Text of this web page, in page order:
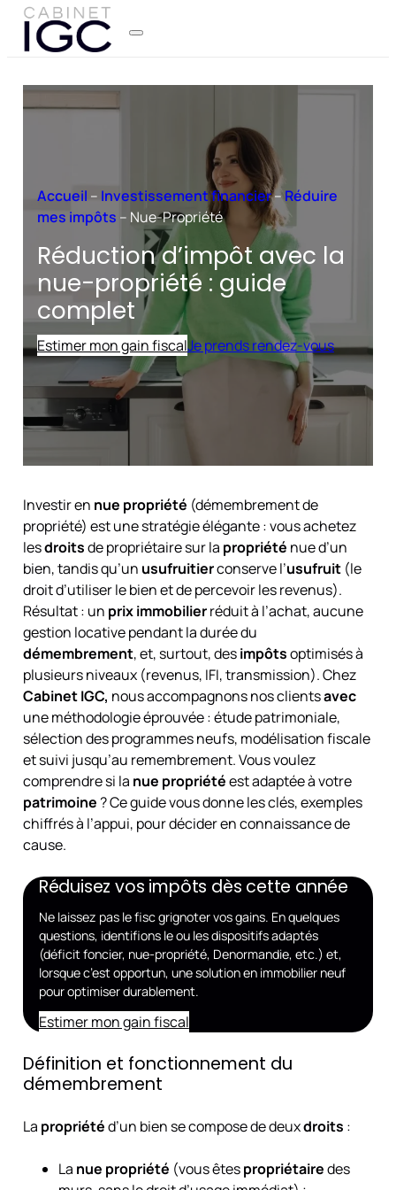
Accueil – Investissement financier–Réduire
mes impôts – Nue-Propriété
Réduction d’impôt avec la
nue-propriété : guide
complet
Estimer mon gain fiscalJe prends rendez-vous
Investir en nue propriété (démembrement de
propriété) est une stratégie élégante : vous achetez
lesdroitsde propriétaire sur la propriété nue d’un
bien, tandis qu’un usufruitierconserve l’usufruit(le
droit d’utiliser le bien et de percevoir les revenus).
Résultat : un prix immobilierréduit à l’achat, aucune
gestion locative pendant la durée du
démembrement, et, surtout, desimpôtsoptimisés à
plusieurs niveaux (revenus, IFI, transmission). Chez
Cabinet IGC, nous accompagnons nos clientsavec
une méthodologie éprouvée : étude patrimoniale,
sélection des programmes neufs, modélisation fiscale
et suivi jusqu’au remembrement. Vous voulez
comprendre si la nue propriétéest adaptée à votre
patrimoine ? Ce guide vous donne les clés, exemples
chiffrés à l’appui, pour décider en connaissance de
cause.
Réduisez vos impôts dès cette année
Ne laissez pas le fisc grignoter vos gains. En quelques
questions, identifions le ou les dispositifs adaptés
(déficit foncier, nue-propriété, Denormandie, etc.) et,
lorsque c’est opportun, une solution en immobilier neuf
pour optimiser durablement.
Estimer mon gain fiscal
Définition et fonctionnement du
démembrement
La propriétéd’un bien se compose de deuxdroits :
La nue propriété (vous êtespropriétairedes